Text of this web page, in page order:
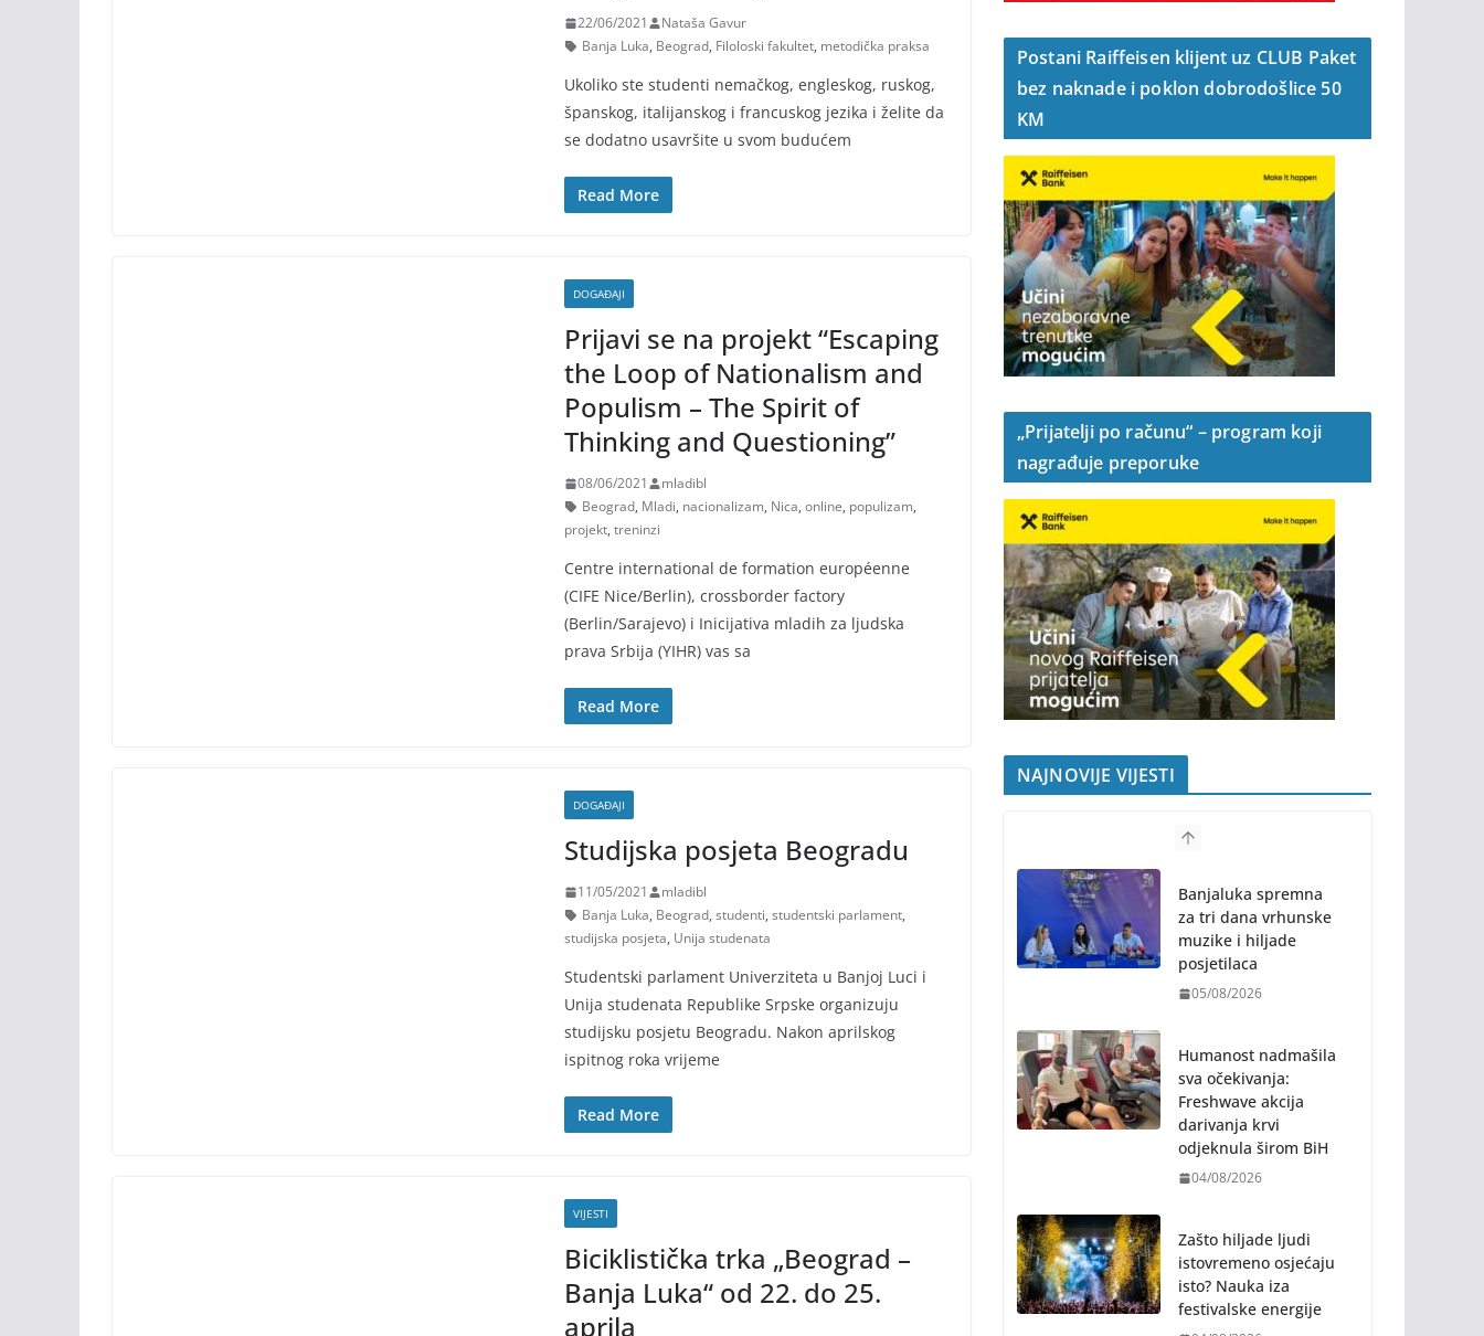
22/06/2021
Nataša Gavur
Banja Luka, Beograd, Filoloski fakultet, metodička praksa
Ukoliko ste studenti nemačkog, engleskog, ruskog,
španskog, italijanskog i francuskog jezika i želite da
se dodatno usavršite u svom budućem
Read More
DOGAĐAJI
Prijavi se na projekt “Escaping
the Loop of Nationalism and
Populism – The Spirit of
Thinking and Questioning”
08/06/2021
mladibl
Beograd, Mladi, nacionalizam, Nica, online, populizam,
projekt, treninzi
Centre international de formation européenne
(CIFE Nice/Berlin), crossborder factory
(Berlin/Sarajevo) i Inicijativa mladih za ljudska
prava Srbija (YIHR) vas sa
Read More
DOGAĐAJI
Studijska posjeta Beogradu
11/05/2021
mladibl
Banja Luka, Beograd, studenti, studentski parlament,
studijska posjeta, Unija studenata
Studentski parlament Univerziteta u Banjoj Luci i
Unija studenata Republike Srpske organizuju
studijsku posjetu Beogradu. Nakon aprilskog
ispitnog roka vrijeme
Read More
VIJESTI
Biciklistička trka „Beograd –
Banja Luka“ od 22. do 25.
aprila
Postani Raiffeisen klijent uz CLUB Paket
bez naknade i poklon dobrodošlice 50
KM
„Prijatelji po računu“ – program koji
nagrađuje preporuke
NAJNOVIJE VIJESTI
Banjaluka spremna
za tri dana vrhunske
muzike i hiljade
posjetilaca
05/08/2026
Humanost nadmašila
sva očekivanja:
Freshwave akcija
darivanja krvi
odjeknula širom BiH
04/08/2026
Zašto hiljade ljudi
istovremeno osjećaju
isto? Nauka iza
festivalske energije